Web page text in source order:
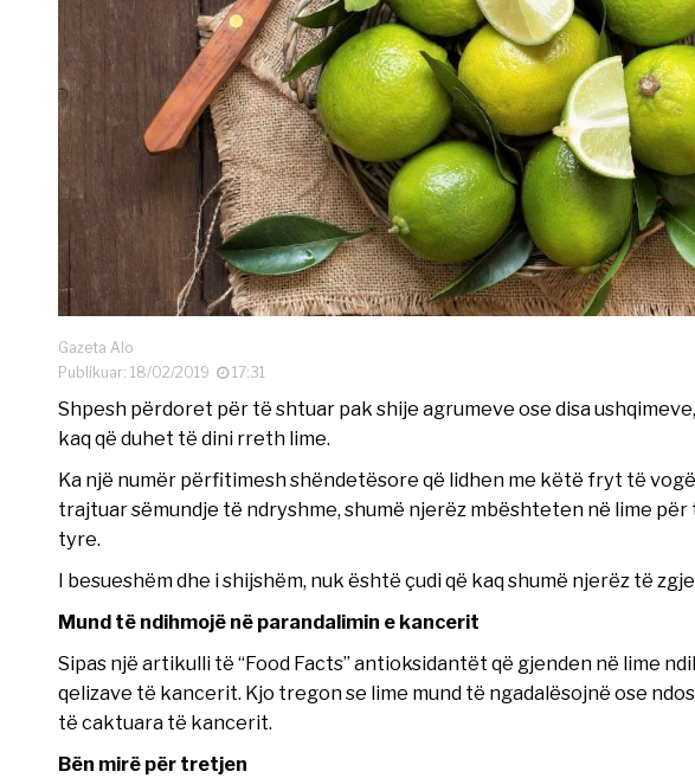
Gazeta Alo
Publikuar: 18/02/2019
17:31
Shpesh përdoret për të shtuar pak shije agrumeve ose disa
kaq që duhet të dini rreth lime.
Ka një numër përfitimesh shëndetësore që lidhen me këtë fryt të
trajtuar sëmundje të ndryshme, shumë njerëz mbështeten në lime
tyre.
I besueshëm dhe i shijshëm, nuk është çudi që kaq shumë njerëz të
Mund të ndihmojë në parandalimin e kancerit
Sipas një artikulli të “Food Facts” antioksidantët që gjenden në lime
qelizave të kancerit. Kjo tregon se lime mund të ngadalësojnë ose
të caktuara të kancerit.
Bën mirë për tretjen